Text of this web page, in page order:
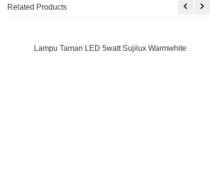
Related Products
Lampu Taman LED 5watt Sujilux Warmwhite